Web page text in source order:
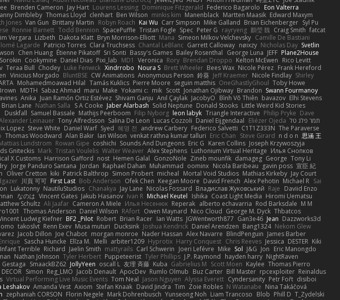
Brenden Cameron Jay Hart Lourens Lessing Dominique Fitzgerald Federico Bagarolo Eon Valterra
Dimbleby Thomas Lloyd clenhart Ben Wilson minkis kim Manenblack Martten Maasik Edward Maxym
Jones Van Gun Brittany Martin Robyn Roach Kai Wu Carr Simpson Mike Galland Brian Eichenberger Syl Pu
Ronnie Barnett Todd Bennion SpacePuffle Tristan Fogle Spec Peter G rayryeng 鸝瑩 魏 Craig Smith fatcat
Vergara Lizbeth Dakota Klatt Bryn Morrison-Elliott Mana Simeon Milkov Velchevsky Camille De Bastiani
Lagarde Patricio Torres Clara Truchsess Chantal LeBlanc Garrett Calloway nøixzy Nicholas Day Svetlin
Chen Huang Étienne Pikatoff Sri Sonti Bassy's Games Bailey Rosenthal George Luna JEFF Plane2House
Cookymine Daniel Dias Pixi_lab MD1 Veronica Rory Brendan Droppo Kelton McEwen Rico Levitt
Teraa Bull Chodey Luke Fenwick Xindrrobo Noura S Brett Wheeler Bees Wax Nicole Pérez Frank Hereford
Vinicius Morgado BluntBSE CW Animations Anonymous Person 鈴葵 Jeff Kraemer Nicole Findlay Shirley
Mohamedmoawad Hilal Tamás Kuklics Pierre Moore seguin matthis OneGhastlyGhoul Toby Howe
MDTH Sabaz Ahmad maru Make Yokami c: mik Scott Jonathan Ojibway Brandon Swann Fourmanoy
Anika Juan Ramón Ortiz Estévez Shivam Ganju Anıl Çaylak JacobyO Bình Võ Thiên bavazov Elhi Stevens
Brian Lane Nathan Salla S A Cooke Jaber Alarbash Solid Neptune Donald Stooks Little Weird Kid Stories
Duskfall Samuel Bassale Mathijs Peerboom Filip Nyborg leon labyk Triangle Interactive Philip Pryke Dave
Leinauer Tony Alfredsson Salina De Leon Lucas Cozzoli Daniel Eijgendaal Eliézer Ojeda תמר פלג טל
Lopez Steve White Daniel Warf Syed 혜영 전 andrew Carbery Federico Salvetti C1T1Z333N The Paraverse
Thomas Woodward Alan Bakir Ian Wilson venkat rathna kumar talluri Eric Chan Steve Girard n d o n 思涵 王
Lundstrom Rowan Gipe coshichi Sounds And Dungeons Eric G Karen Collins Joseph Krzywoszyja
Gniteckis Mark Tristan Voulelis Walter Weaver Alex Stephens Luthonium Virtual Heritage Илья Снопков
X Customs Harrison Gafford nost Hemen Galal GonzoNole Zineb mounfik damageg George Tony Li
Jorge Panduro Santana Jordan Raphael Dahan Muhammad oominx Nicola Baribeau gavin poss 宣臣 紀
Oliver Cretton kiki Patrick Balthrop Simon Probert micheal Mortal Void Studios Mathias Kirkeby Jay Court
川頁 可可 First Last Bob Anderson Ofek Chen Keegan Moore David French Alex Pehotin Michael R Sai
Lukatonny NautiluStudios Chanakya Jay Lane Nicolas Fossard Владислав Жуковський Raje Daviid Enzo
なのは Vincent Gates Jakub Hasanov Ivan R Michael Keutel Ishika Coast Light Media Hiromi Uematsu
Schultz Ali Jaafar Cameron A Miele Илья Несенюк Reperak alberto echavarria Rod Barksdale M M
Thomas Anderson Daniel Wilson RAfort Owen Maynard Nico Cloud George M. Dyck Thbatcos
Ludwig Kiefner BF2 _Pilot Robert Brian Racer Ian Watts JGWentworth877 Gan3e46 Jean Dazzworks3d
takoslvt Renn Exev Musa muturi Ducksink Joshua Kendrick Daniel Arendzen Bang1324 Nekom Glew
Jacob Dillon Joe Chabot morgan monroe Nader Hassan Alex Navarre BlindPenguin James Barber
Sascha Huncke Elīza M. Melli arbiter1209 Hyprotix Harry Conquest Chris Reeves Jessica DESTER Kiki
Infant Terrible Richard Jaelin Smith mattyrails Carl Schwerin Joeri Lefévre Mike Sol J&G Jon Eric Manongdo
Nathan Johnson Tyler Herbert Puppeteerist Tyler Phillips J.P. Raymond hayden harry NightRaven
Gestaga SmaackBZ62 JollyYeen oscall L 友理 斉藤 Kuba Gabrielius M Scott Moen Kaylee Thomas Pierro
Simon Reg_LMO Jacob Denault ApocDev Rumlo Olmub Buz Carter Bill Master rpcexploiter Reinaldus
Virtual Performing Live Music Events Tom Neal Jason Nguyen Alyssa Everett Cyndersanity Petr Fořt disiboi
Leshakov Amanda Vest Axiom Stefan Knaak David Jindra Tim Zoie Robles N Watanabe Nina Takáčová
zephaniah CORSON Florin Negele Mark Dohrenbusch Yunseong Noh Liam Trancoso Blob Phill D T_Zydelski